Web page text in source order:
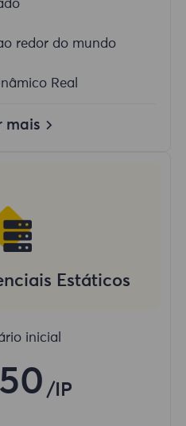
redor do mundo
Real
mais
Estáticos
inicial
/IP